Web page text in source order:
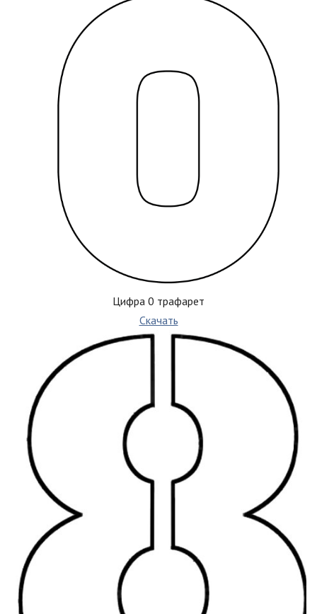
Цифра 0 трафарет
Скачать